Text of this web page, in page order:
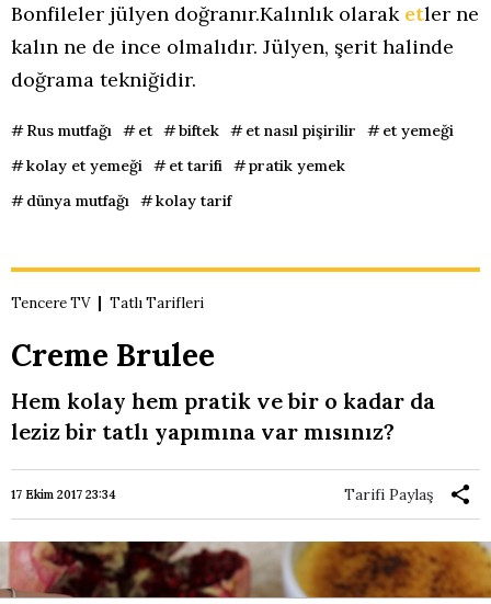
Bonfileler jülyen doğranır.Kalınlık olarak etler ne
kalın ne de ince olmalıdır. Jülyen, şerit halinde
doğrama tekniğidir.
Rus mutfağı et biftek et nasıl pişirilir
et yemeği
kolay et yemeği
et tarifi
pratik yemek
dünya mutfağı
kolay tarif
Tencere TV Tatlı Tarifleri
Creme Brulee
Hem kolay hem pratik ve bir o kadar da
leziz bir tatlı yapımına var mısınız?
17 Ekim 2017 23:34 Tarifi Paylaş